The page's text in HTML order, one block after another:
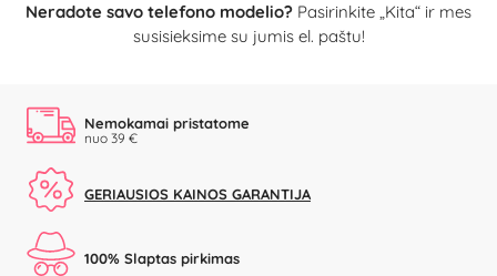
Neradote savo telefono modelio? Pasirinkite „Kita“ ir mes
susisieksime su jumis el. paštu!
Nemokamai pristatome
nuo 39 €
GERIAUSIOS KAINOS GARANTIJA
100% Slaptas pirkimas